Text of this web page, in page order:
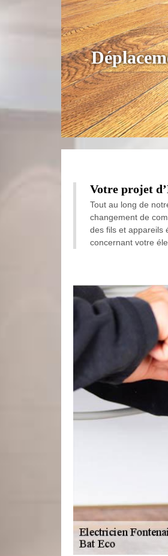
Votre projet
Tout au long de
changement de
des fils et appareils
concernant votre